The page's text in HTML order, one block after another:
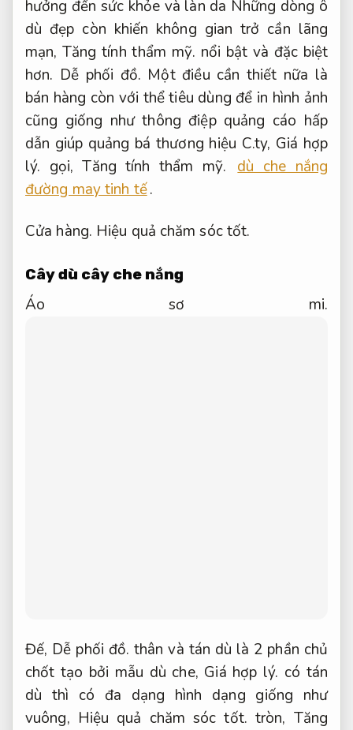
hưởng đến sức khỏe và làn da Những dòng ô
dù đẹp còn khiến không gian trở cần lãng
mạn,Tăng tính thẩm mỹ. nổi bật và đặc biệt
hơn. Dễ phối đồ. Một điều cần thiết nữa là
bán hàng còn với thể tiêu dùng để in hình ảnh
cũng giống như thông điệp quảng cáo hấp
dẫn giúp quảng bá thương hiệu C.ty, Giá hợp
lý. gọi,Tăng tính thẩm mỹ.
dù che nắng
đường may tinh tế.
Cửa hàng. Hiệu quả chăm sóc tốt.
Cây dù cây che nắng
Áo sơ mi.
Đế, Dễ phối đồ. thân và tán dù là 2 phần chủ
chốt tạo bởi mẫu dù che, Giá hợp lý. có tán
dù thì có đa dạng hình dạng giống như
vuông, Hiệu quả chăm sóc tốt. tròn, Tăng